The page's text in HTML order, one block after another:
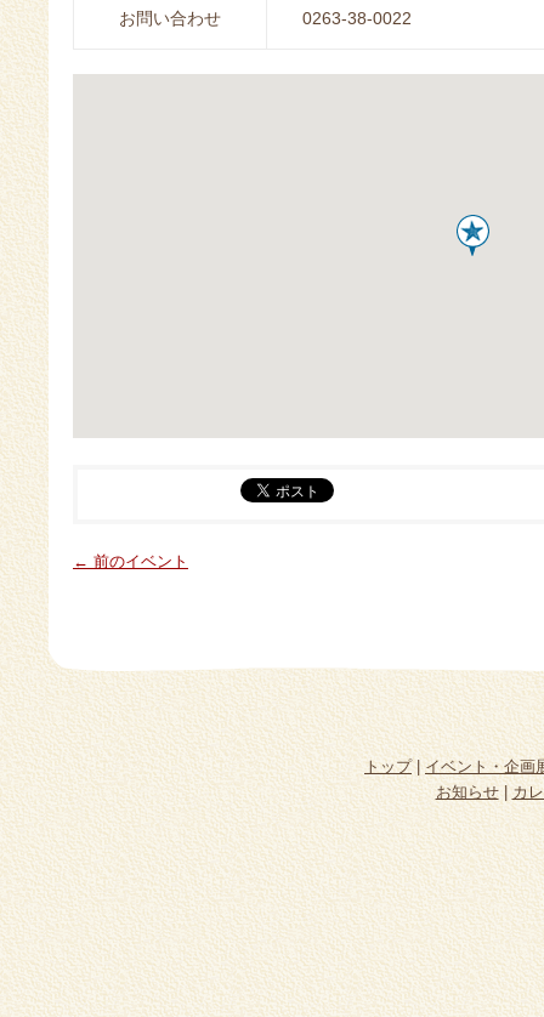
お問い合わせ 0263-38-0022
← 前のイベント
トップ|イベント・企画
お知らせ|カ